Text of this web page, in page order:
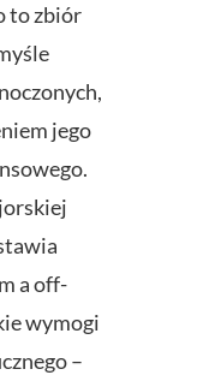
to zbiór
jego
a off-
wymogi
–